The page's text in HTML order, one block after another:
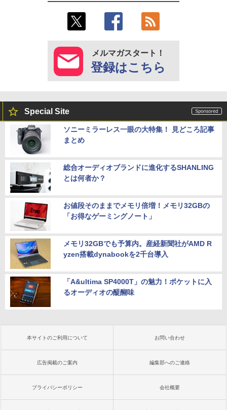
メルマガスタート！
登録はこちら
Special Site
ソニーミラーレス一眼の大特集！ 見どころ記事
まとめ
総合オーディオブランドに進化するSHANLING
とは何者か？
お値段そのままでメモリ倍増！メモリ32GBの
「お得なゲーミングノート」
メモリ32GBでも予算内。産経新聞社がAMD R
yzen搭載dynabookを2千台導入
「A&ultima SP4000T」の魅力！ポケットに入
るオーディオの醍醐味
本サイトのご利用について お問い合わせ
広告掲載のご案内 編集部へのご連絡
プライバシーポリシー 会社概要